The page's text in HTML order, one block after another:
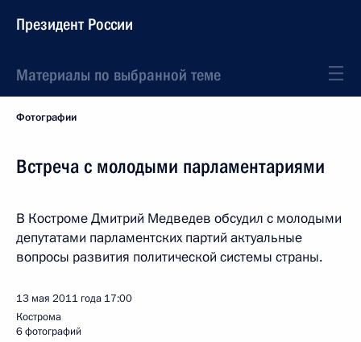
Президент России
Материалы по выбранной теме
Фотографии
Встреча с молодыми парламентариями
В Костроме Дмитрий Медведев обсудил с молодыми
депутатами парламентских партий актуальные
вопросы развития политической системы страны.
13 мая 2011 года 17:00
Кострома
6 фотографий